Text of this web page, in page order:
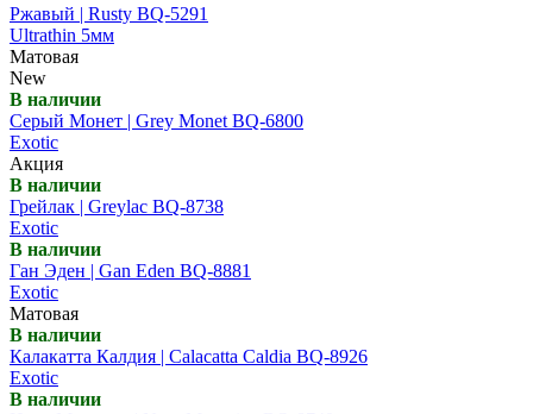
Ржавый | Rusty BQ-5291
Ultrathin 5мм
Матовая
New
В наличии
Серый Монет | Grey Monet BQ-6800
Exotic
Акция
В наличии
Грейлак | Greylac BQ-8738
Exotic
В наличии
Ган Эден | Gan Eden BQ-8881
Exotic
Матовая
В наличии
Калакатта Калдия | Calacatta Caldia BQ-8926
Exotic
В наличии